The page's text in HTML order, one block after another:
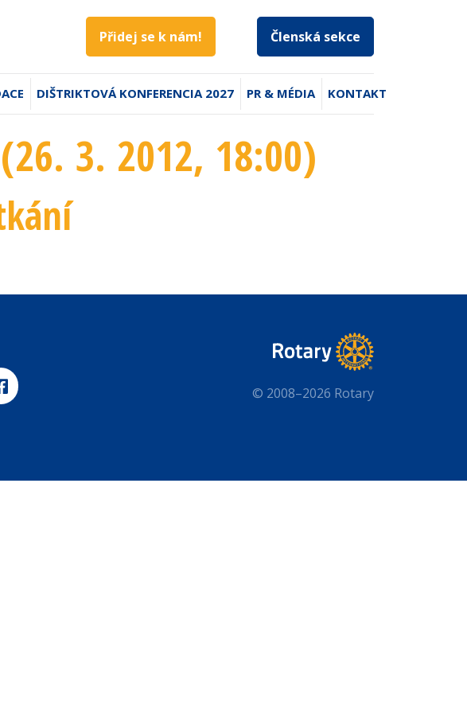
Přidej se k nám! Členská sekce
DIŠTRIKTOVÁ KONFERENCIA 2027 PR & MÉDIA KONTAKT
(26. 3. 2012, 18:00)
© 2008–2026 Rotary